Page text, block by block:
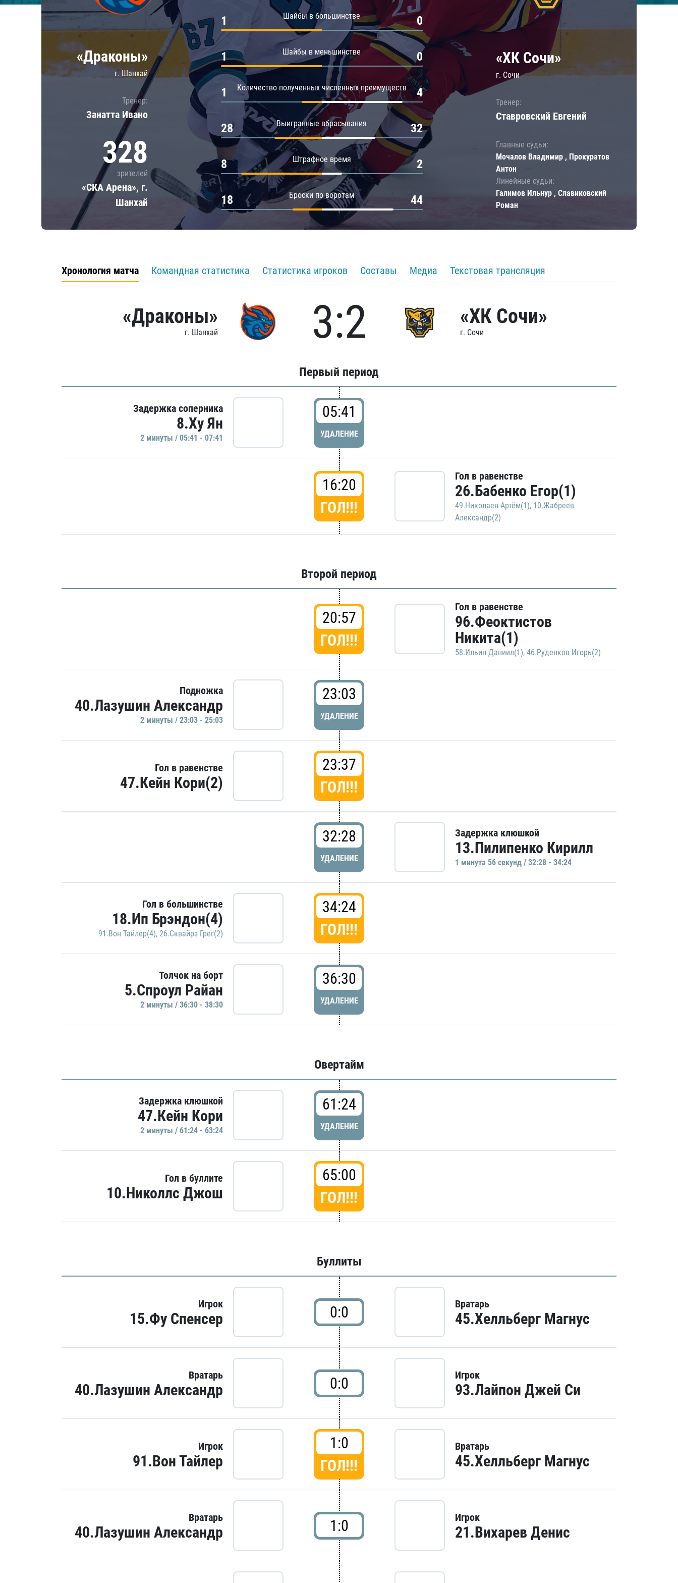
Локомотив
Шанхайские Драконы
Амур
Барыс
Салават Юлаев
«Драконы»
г. Шанхай
Тренер:
Занатта Иванo
328
зрителей
«СКА Арена», г.
Шанхай
Шайбы в большинстве
1 0
Шайбы в меньшинстве
1 0
Количество полученных численных преимуществ
1 4
Выигранные вбрасывания
28 32
Штрафное время
8 2
Броски по воротам
18 44
«ХК Сочи»
г. Сочи
Тренер:
Ставровский Евгений
Главные судьи:
Мочалов Владимир , Прокуратов
Антон
Линейные судьи:
Галимов Ильнур , Славиковский
Роман
Хронология матча Командная статистика Статистика игроков Составы Медиа Текстовая трансляция
«Драконы»
г. Шанхай 3:2 «ХК Сочи»
г. Сочи
Первый период
Задержка соперника
8.Ху Ян
2 минуты / 05:41 - 07:41
05:41
УДАЛЕНИЕ
16:20
ГОЛ!!!
Гол в равенстве
26.Бабенко Егор(1)
49.Николаев Артём(1), 10.Жабреев
Александр(2)
Второй период
20:57
ГОЛ!!!
Гол в равенстве
96.Феоктистов
Никита(1)
58.Ильин Даниил(1), 46.Руденков Игорь(2)
Подножка
40.Лазушин Александр
2 минуты / 23:03 - 25:03
23:03
УДАЛЕНИЕ
Гол в равенстве
47.Кейн Кори(2)
23:37
ГОЛ!!!
32:28
УДАЛЕНИЕ
Задержка клюшкой
13.Пилипенко Кирилл
1 минутa 56 секунд / 32:28 - 34:24
Гол в большинстве
18.Ип Брэндон(4)
91.Вон Тайлер(4), 26.Сквайрз Грег(2)
34:24
ГОЛ!!!
Толчок на борт
5.Спроул Райан
2 минуты / 36:30 - 38:30
36:30
УДАЛЕНИЕ
Овертайм
Задержка клюшкой
47.Кейн Кори
2 минуты / 61:24 - 63:24
61:24
УДАЛЕНИЕ
Гол в буллите
10.Николлс Джош
65:00
ГОЛ!!!
Буллиты
Игрок
15.Фу Спенсер 0:0 Вратарь
45.Хелльберг Магнус
Вратарь
40.Лазушин Александр 0:0 Игрок
93.Лайпон Джей Си
Игрок
91.Вон Тайлер
1:0
ГОЛ!!!
Вратарь
45.Хелльберг Магнус
Вратарь
40.Лазушин Александр 1:0 Игрок
21.Вихарев Денис